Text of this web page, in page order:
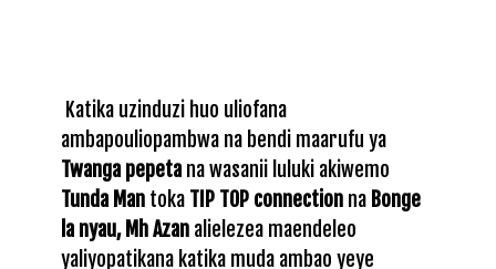
Katika uzinduzi huo uliofana
ambapouliopambwa na bendi maarufu ya
Twanga pepeta na wasanii luluki akiwemo
Tunda Man toka TIP TOP connection na Bonge
la nyau, Mh Azan alielezea maendeleo
yaliyopatikana katika muda ambao yeye